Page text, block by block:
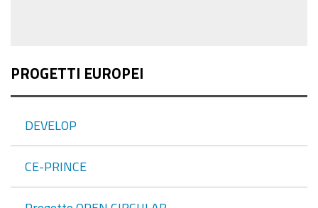
PROGETTI EUROPEI
DEVELOP
CE-PRINCE